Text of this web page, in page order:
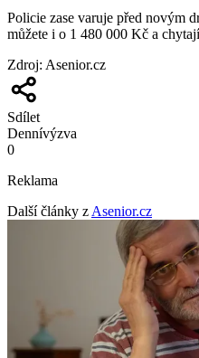
Policie zase varuje před novým
můžete i o 1 480 000 Kč a
Zdroj: Asenior.cz
Sdílet
Dennívýzva
0
Reklama
Další články z Asenior.cz